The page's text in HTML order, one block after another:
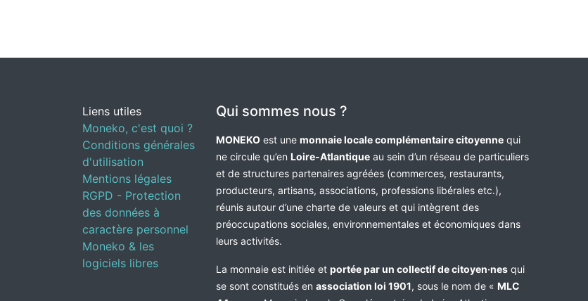
Liens utiles
Moneko, c'est quoi ?
Conditions générales
d'utilisation
Mentions légales
RGPD - Protection
des données à
caractère personnel
Moneko & les
logiciels libres
Qui sommes nous ?
MONEKO est une monnaie locale complémentaire citoyenne qui
ne circule qu’en Loire-Atlantique au sein d’un réseau de particuliers
et de structures partenaires agréées (commerces, restaurants,
producteurs, artisans, associations, professions libérales etc.),
réunis autour d’une charte de valeurs et qui intègrent des
préoccupations sociales, environnementales et économiques dans
leurs activités.
La monnaie est initiée et portée par un collectif de citoyen·nes qui
se sont constitués en association loi 1901, sous le nom de « MLC